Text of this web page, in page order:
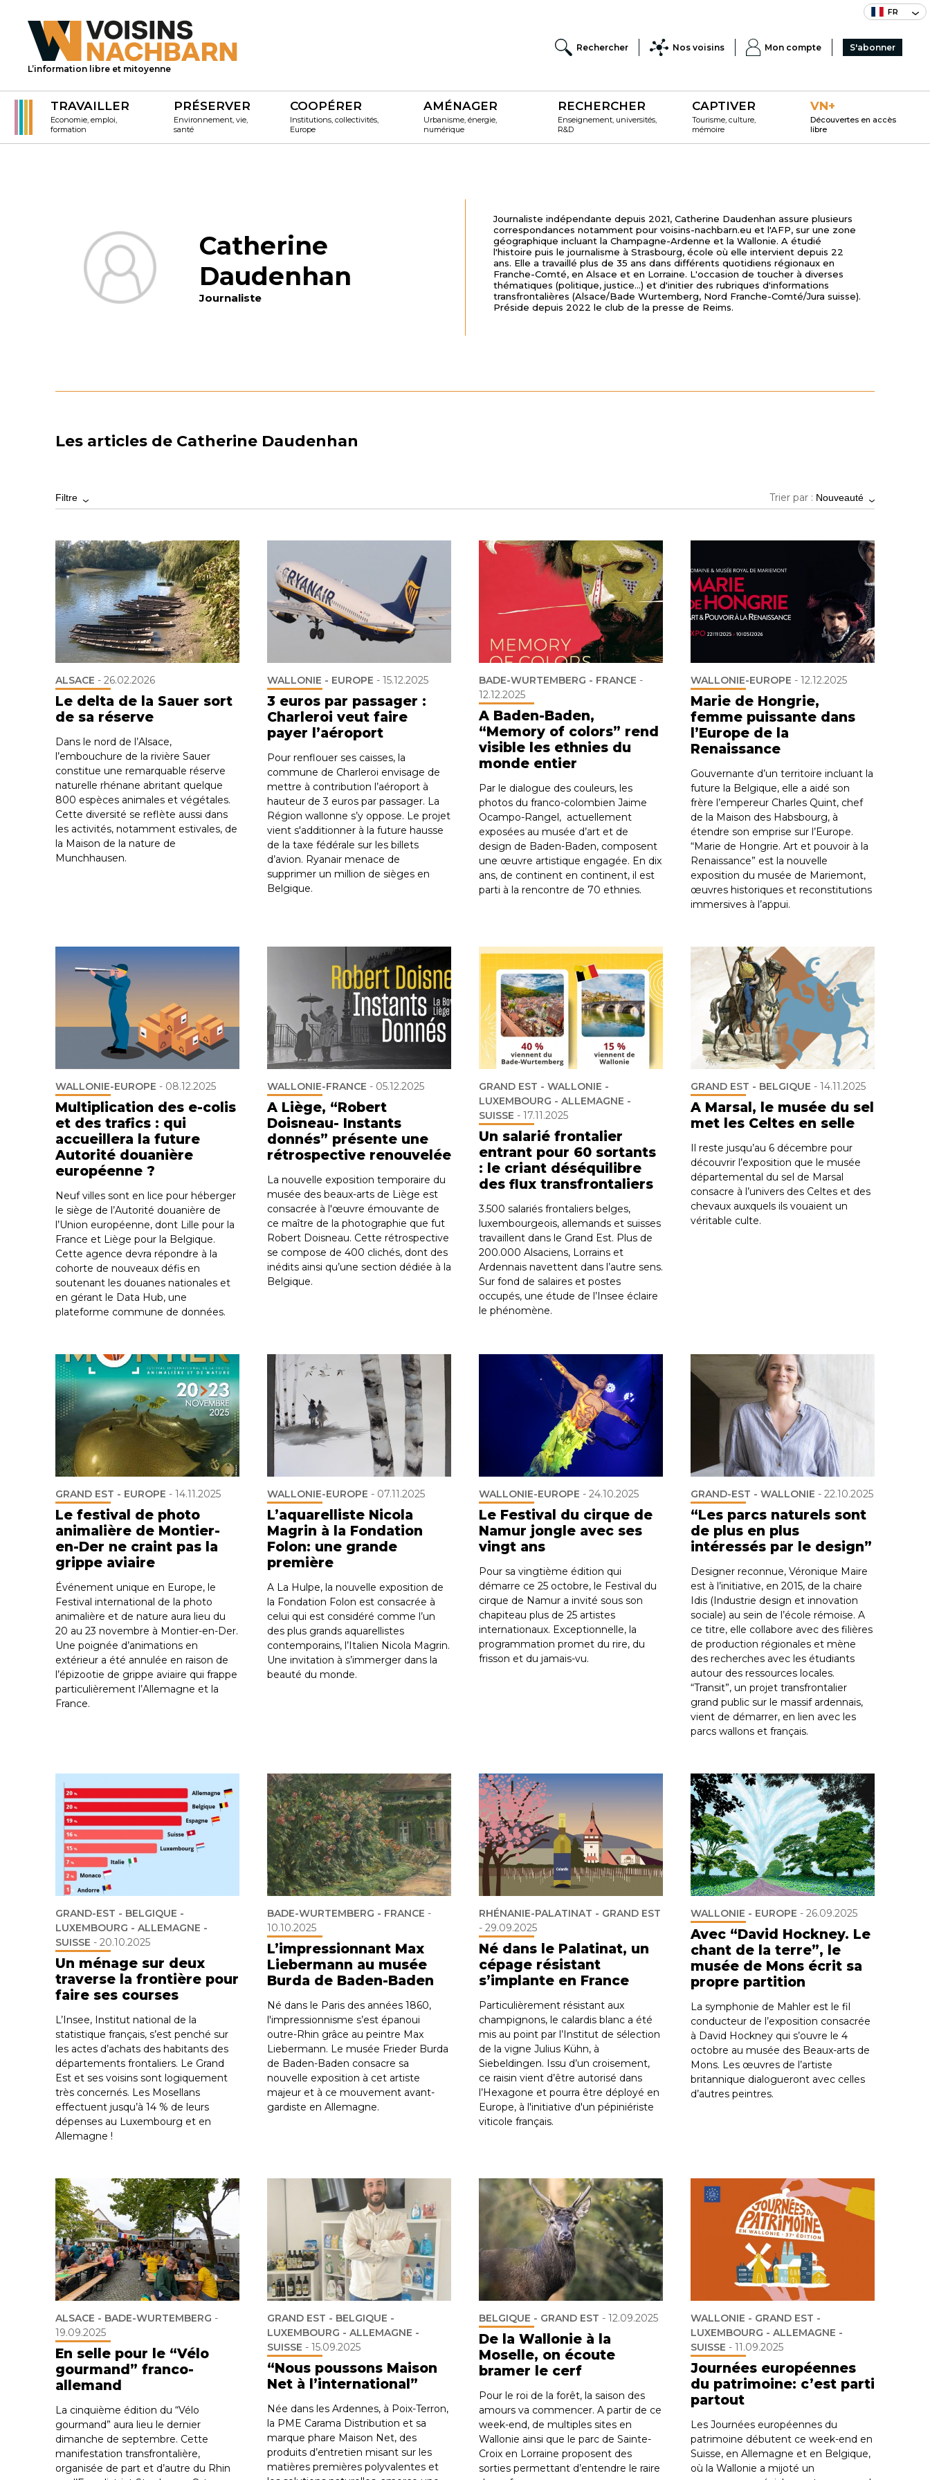
FR
L’information libre et mitoyenne
Rechercher Nos voisins Mon compte S'abonner
TRAVAILLER
Economie, emploi,
formation
PRÉSERVER
Environnement, vie,
santé
COOPÉRER
Institutions, collectivités,
Europe
AMÉNAGER
Urbanisme, énergie,
numérique
RECHERCHER
Enseignement, universités,
R&D
CAPTIVER
Tourisme, culture,
mémoire
VN+
Découvertes en accès
libre
Catherine
Daudenhan
Journaliste
Journaliste indépendante depuis 2021, Catherine Daudenhan assure plusieurs
correspondances notamment pour voisins-nachbarn.eu et l'AFP, sur une zone
géographique incluant la Champagne-Ardenne et la Wallonie. A étudié
l'histoire puis le journalisme à Strasbourg, école où elle intervient depuis 22
ans. Elle a travaillé plus de 35 ans dans différents quotidiens régionaux en
Franche-Comté, en Alsace et en Lorraine. L'occasion de toucher à diverses
thématiques (politique, justice...) et d'initier des rubriques d'informations
transfrontalières (Alsace/Bade Wurtemberg, Nord Franche-Comté/Jura suisse).
Préside depuis 2022 le club de la presse de Reims.
Les articles de Catherine Daudenhan
Filtre Trier par : Nouveauté
ALSACE - 26.02.2026
Le delta de la Sauer sort
de sa réserve
Dans le nord de l’Alsace,
l’embouchure de la rivière Sauer
constitue une remarquable réserve
naturelle rhénane abritant quelque
800 espèces animales et végétales.
Cette diversité se reflète aussi dans
les activités, notamment estivales, de
la Maison de la nature de
Munchhausen.
WALLONIE - EUROPE - 15.12.2025
3 euros par passager :
Charleroi veut faire
payer l’aéroport
Pour renflouer ses caisses, la
commune de Charleroi envisage de
mettre à contribution l’aéroport à
hauteur de 3 euros par passager. La
Région wallonne s’y oppose. Le projet
vient s'additionner à la future hausse
de la taxe fédérale sur les billets
d’avion. Ryanair menace de
supprimer un million de sièges en
Belgique.
BADE-WURTEMBERG - FRANCE -
12.12.2025
A Baden-Baden,
“Memory of colors” rend
visible les ethnies du
monde entier
Par le dialogue des couleurs, les
photos du franco-colombien Jaime
Ocampo-Rangel, actuellement
exposées au musée d’art et de
design de Baden-Baden, composent
une œuvre artistique engagée. En dix
ans, de continent en continent, il est
parti à la rencontre de 70 ethnies.
WALLONIE-EUROPE - 12.12.2025
Marie de Hongrie,
femme puissante dans
l’Europe de la
Renaissance
Gouvernante d’un territoire incluant la
future la Belgique, elle a aidé son
frère l’empereur Charles Quint, chef
de la Maison des Habsbourg, à
étendre son emprise sur l’Europe.
“Marie de Hongrie. Art et pouvoir à la
Renaissance” est la nouvelle
exposition du musée de Mariemont,
œuvres historiques et reconstitutions
immersives à l’appui.
WALLONIE-EUROPE - 08.12.2025
Multiplication des e-colis
et des trafics : qui
accueillera la future
Autorité douanière
européenne ?
Neuf villes sont en lice pour héberger
le siège de l’Autorité douanière de
l’Union européenne, dont Lille pour la
France et Liège pour la Belgique.
Cette agence devra répondre à la
cohorte de nouveaux défis en
soutenant les douanes nationales et
en gérant le Data Hub, une
plateforme commune de données.
WALLONIE-FRANCE - 05.12.2025
A Liège, “Robert
Doisneau- Instants
donnés” présente une
rétrospective renouvelée
La nouvelle exposition temporaire du
musée des beaux-arts de Liège est
consacrée à l'œuvre émouvante de
ce maître de la photographie que fut
Robert Doisneau. Cette rétrospective
se compose de 400 clichés, dont des
inédits ainsi qu’une section dédiée à la
Belgique.
GRAND EST - WALLONIE -
LUXEMBOURG - ALLEMAGNE -
SUISSE - 17.11.2025
Un salarié frontalier
entrant pour 60 sortants
: le criant déséquilibre
des flux transfrontaliers
3.500 salariés frontaliers belges,
luxembourgeois, allemands et suisses
travaillent dans le Grand Est. Plus de
200.000 Alsaciens, Lorrains et
Ardennais navettent dans l’autre sens.
Sur fond de salaires et postes
occupés, une étude de l’Insee éclaire
le phénomène.
GRAND EST - BELGIQUE - 14.11.2025
A Marsal, le musée du sel
met les Celtes en selle
Il reste jusqu’au 6 décembre pour
découvrir l’exposition que le musée
départemental du sel de Marsal
consacre à l’univers des Celtes et des
chevaux auxquels ils vouaient un
véritable culte.
GRAND EST - EUROPE - 14.11.2025
Le festival de photo
animalière de Montier-
en-Der ne craint pas la
grippe aviaire
Événement unique en Europe, le
Festival international de la photo
animalière et de nature aura lieu du
20 au 23 novembre à Montier-en-Der.
Une poignée d’animations en
extérieur a été annulée en raison de
l’épizootie de grippe aviaire qui frappe
particulièrement l’Allemagne et la
France.
WALLONIE-EUROPE - 07.11.2025
L’aquarelliste Nicola
Magrin à la Fondation
Folon: une grande
première
A La Hulpe, la nouvelle exposition de
la Fondation Folon est consacrée à
celui qui est considéré comme l’un
des plus grands aquarellistes
contemporains, l’Italien Nicola Magrin.
Une invitation à s’immerger dans la
beauté du monde.
WALLONIE-EUROPE - 24.10.2025
Le Festival du cirque de
Namur jongle avec ses
vingt ans
Pour sa vingtième édition qui
démarre ce 25 octobre, le Festival du
cirque de Namur a invité sous son
chapiteau plus de 25 artistes
internationaux. Exceptionnelle, la
programmation promet du rire, du
frisson et du jamais-vu.
GRAND-EST - WALLONIE - 22.10.2025
“Les parcs naturels sont
de plus en plus
intéressés par le design”
Designer reconnue, Véronique Maire
est à l’initiative, en 2015, de la chaire
Idis (Industrie design et innovation
sociale) au sein de l’école rémoise. A
ce titre, elle collabore avec des filières
de production régionales et mène
des recherches avec les étudiants
autour des ressources locales.
“Transit”, un projet transfrontalier
grand public sur le massif ardennais,
vient de démarrer, en lien avec les
parcs wallons et français.
GRAND-EST - BELGIQUE -
LUXEMBOURG - ALLEMAGNE -
SUISSE - 20.10.2025
Un ménage sur deux
traverse la frontière pour
faire ses courses
L’Insee, Institut national de la
statistique français, s’est penché sur
les actes d’achats des habitants des
départements frontaliers. Le Grand
Est et ses voisins sont logiquement
très concernés. Les Mosellans
effectuent jusqu’à 14 % de leurs
dépenses au Luxembourg et en
Allemagne !
BADE-WURTEMBERG - FRANCE -
10.10.2025
L’impressionnant Max
Liebermann au musée
Burda de Baden-Baden
Né dans le Paris des années 1860,
l'impressionnisme s’est épanoui
outre-Rhin grâce au peintre Max
Liebermann. Le musée Frieder Burda
de Baden-Baden consacre sa
nouvelle exposition à cet artiste
majeur et à ce mouvement avant-
gardiste en Allemagne.
RHÉNANIE-PALATINAT - GRAND EST
- 29.09.2025
Né dans le Palatinat, un
cépage résistant
s’implante en France
Particulièrement résistant aux
champignons, le calardis blanc a été
mis au point par l’Institut de sélection
de la vigne Julius Kühn, à
Siebeldingen. Issu d’un croisement,
ce raisin vient d’être autorisé dans
l’Hexagone et pourra être déployé en
Europe, à l'initiative d'un pépiniériste
viticole français.
WALLONIE - EUROPE - 26.09.2025
Avec “David Hockney. Le
chant de la terre”, le
musée de Mons écrit sa
propre partition
La symphonie de Mahler est le fil
conducteur de l’exposition consacrée
à David Hockney qui s’ouvre le 4
octobre au musée des Beaux-arts de
Mons. Les œuvres de l’artiste
britannique dialogueront avec celles
d’autres peintres.
ALSACE - BADE-WURTEMBERG -
19.09.2025
En selle pour le “Vélo
gourmand” franco-
allemand
La cinquième édition du “Vélo
gourmand” aura lieu le dernier
dimanche de septembre. Cette
manifestation transfrontalière,
organisée de part et d’autre du Rhin
GRAND EST - BELGIQUE -
LUXEMBOURG - ALLEMAGNE -
SUISSE - 15.09.2025
“Nous poussons Maison
Net à l’international”
Née dans les Ardennes, à Poix-Terron,
la PME Carama Distribution et sa
marque phare Maison Net, des
produits d’entretien misant sur les
matières premières polyvalentes et
BELGIQUE - GRAND EST - 12.09.2025
De la Wallonie à la
Moselle, on écoute
bramer le cerf
Pour le roi de la forêt, la saison des
amours va commencer. A partir de ce
week-end, de multiples sites en
Wallonie ainsi que le parc de Sainte-
Croix en Lorraine proposent des
sorties permettant d’entendre le raire
WALLONIE - GRAND EST -
LUXEMBOURG - ALLEMAGNE -
SUISSE - 11.09.2025
Journées européennes
du patrimoine: c’est parti
partout
Les Journées européennes du
patrimoine débutent ce week-end en
Suisse, en Allemagne et en Belgique,
où la Wallonie a mijoté un